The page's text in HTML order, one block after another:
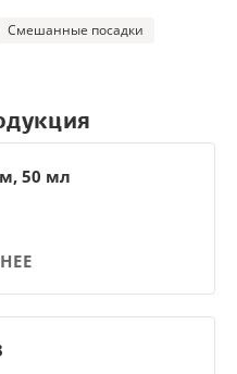
Смешанные посадки
50 мл